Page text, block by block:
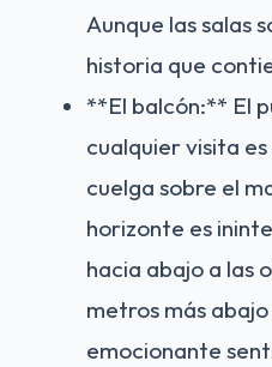
Aunque las salas
historia que
**El balcón:** El
cualquier visita
cuelga sobre el
horizonte es
hacia abajo a las
metros más
emocionante